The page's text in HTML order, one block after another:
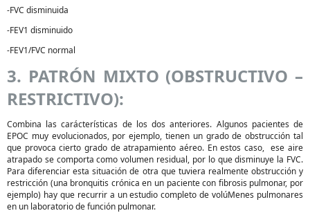
-FVC disminuida
-FEV1 disminuido
-FEV1/FVC normal
3. PATRÓN MIXTO (OBSTRUCTIVO –
RESTRICTIVO):
Combina las carácterísticas de los dos anteriores. Algunos pacientes de
EPOC muy evolucionados, por ejemplo, tienen un grado de obstrucción tal
que provoca cierto grado de atrapamiento aéreo. En estos caso, ese aire
atrapado se comporta como volumen residual, por lo que disminuye la FVC.
Para diferenciar esta situación de otra que tuviera realmente obstrucción y
restricción (una bronquitis crónica en un paciente con fibrosis pulmonar, por
ejemplo) hay que recurrir a un estudio completo de volúMenes pulmonares
en un laboratorio de función pulmonar.